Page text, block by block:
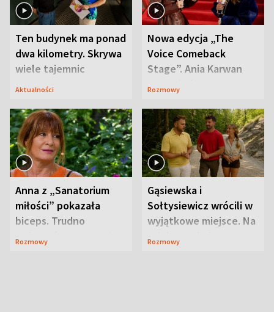
Ten budynek ma ponad
dwa kilometry. Skrywa
wiele tajemnic
Aktualności
Nowa edycja „The
Voice Comeback
Stage”. Ania Karwan
zapowiada
Rozmowy
Anna z „Sanatorium
miłości” pokazała
biceps. Trudno
uwierzyć, co przeszła
Rozmowy
Gąsiewska i
Sołtysiewicz wrócili w
wyjątkowe miejsce. Na
szlaku czekał
Rozmowy